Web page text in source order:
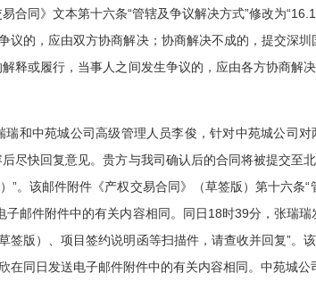
合同》文本第十六条“管辖及争议解决方式”修改为
议的，应由双方协商解决；协商解决不成的，提交深
释或履行，当事人之间发生争议的，应由各方协商解
和中苑城公司高级管理人员李俊，针对中苑城公司
尽快回复意见。贵方与我司确认后的合同将被提交至
。该邮件附件《产权交易合同》（草签版）第十六条
邮件附件中的有关内容相同。同日18时39分，张瑞
版）、项目签约说明函等扫描件，请查收并回复”。
同日发送电子邮件附件中的有关内容相同。中苑城公